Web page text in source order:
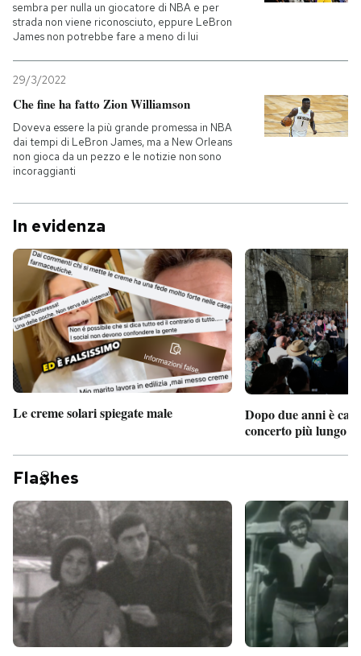
sembra per nulla un giocatore di NBA e per
strada non viene riconosciuto, eppure LeBron
James non potrebbe fare a meno di lui
29/3/2022
Che fine ha fatto Zion Williamson
Doveva essere la più grande promessa in NBA
dai tempi di LeBron James, ma a New Orleans
non gioca da un pezzo e le notizie non sono
incoraggianti
In evidenza
Le creme solari spiegate male
Dopo due anni è
concerto più lungo
Fla hes